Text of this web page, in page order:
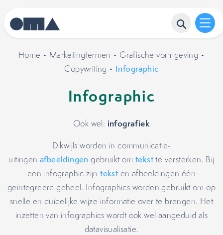
Home • Marketingtermen • Grafische vormgeving •
Copywriting • Infographic
Infographic
Ook wel: infografiek
Dikwijls worden in communicatie-
uitingen afbeeldingen gebruikt om tekstte versterken. Bij
een infographic zijntekst en afbeeldingen één
geïntegreerd geheel. Infographics worden gebruikt om op
snelle en duidelijke wijze informatie over te brengen. Het
inzetten van infographics wordt ook wel aangeduid als
datavisualisatie.